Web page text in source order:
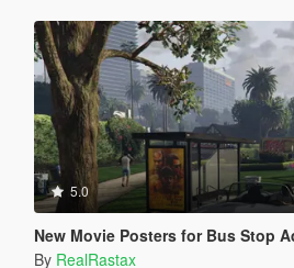
5.0
New Movie Posters for Bus Stop
By RealRastax